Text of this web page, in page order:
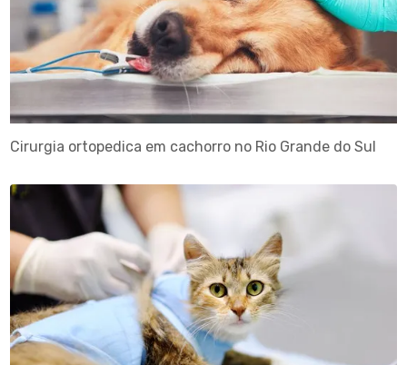
Cirurgia ortopedica em cachorro no Rio Grande do Sul